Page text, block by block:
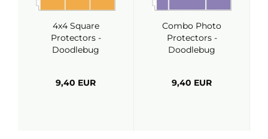
4x4 Square
Protectors -
Doodlebug
9,40 EUR
Combo Photo
Protectors -
Doodlebug
9,40 EUR